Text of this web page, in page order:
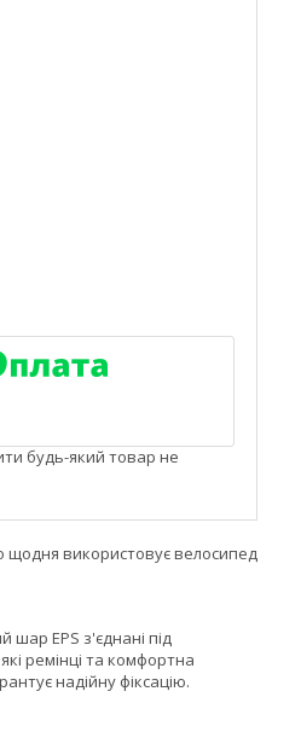
будь-який товар не
щодня використовує велосипед
EPS з'єднані під
ремінці та комфортна
надійну фіксацію.